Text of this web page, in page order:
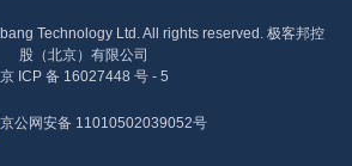
Technology Ltd. All rights reserved. 极客邦控
股（北京）有限公司
京 ICP 备 16027448 号 - 5
京公网安备 11010502039052号